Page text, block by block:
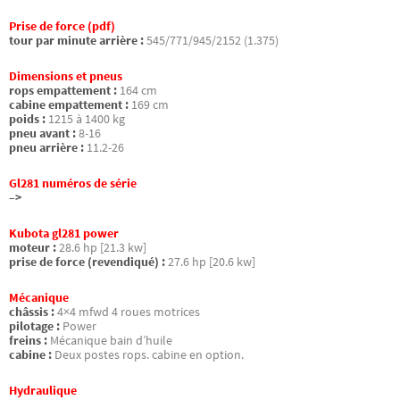
Prise de force (pdf)
tour par minute arrière :545/771/945/2152 (1.375)
Dimensions et pneus
rops empattement : 164 cm
cabine empattement : 169 cm
poids : 1215 à 1400 kg
pneu avant :8-16
pneu arrière : 11.2-26
Gl281 numéros de série
–>
Kubota gl281 power
moteur :28.6 hp [21.3 kw]
prise de force (revendiqué) :27.6 hp [20.6 kw]
Mécanique
châssis :4×4 mfwd 4 roues motrices
pilotage : Power
freins : Mécanique bain d’huile
cabine : Deux postes rops. cabine en option.
Hydraulique